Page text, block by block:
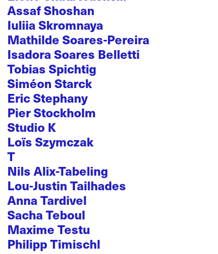
Assaf Shoshan
Iuliia Skromnaya
Mathilde Soares-Pereira
Isadora Soares Belletti
Tobias Spichtig
Siméon Starck
Eric Stephany
Pier Stockholm
Studio K
Loïs Szymczak
T
Nils Alix-Tabeling
Lou-Justin Tailhades
Anna Tardivel
Sacha Teboul
Maxime Testu
Philipp Timischl